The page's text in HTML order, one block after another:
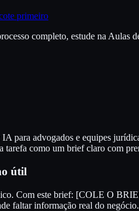
primeiro
completo, estude na
para advogados e equipes
tarefa como um brief claro com
útil
Com este brief: [COLE O
faltar informação real do negócio.